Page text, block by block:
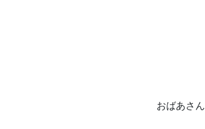
おばあさ